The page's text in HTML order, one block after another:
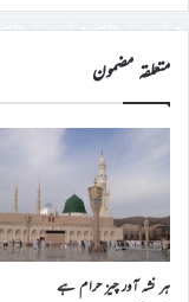
درج
کریں
متعلقہ مضمون
ہر نشہ آور چیز حرام ہے